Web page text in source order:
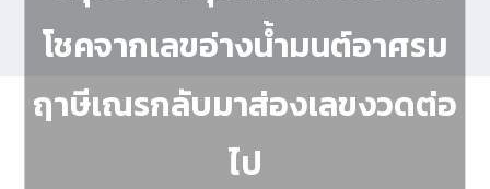
โชคจากเลขอ่างน้ำมนต์อาศรม
ฤาษีเณรกลับมาส่องเลขงวดต่อ
ไป